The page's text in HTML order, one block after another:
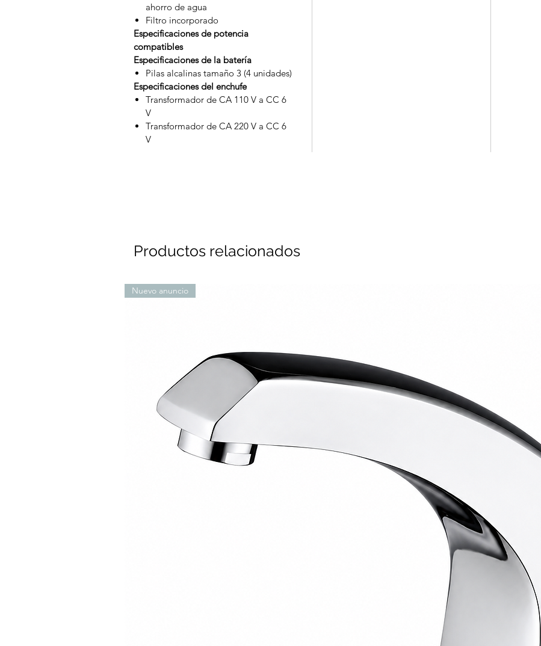
ahorro de agua
Filtro incorporado
Especificaciones de potencia
compatibles
Especificaciones de la batería
Pilas alcalinas tamaño 3 (4 unidades)
Especificaciones del enchufe
Transformador de CA 110 V a CC 6
V
Transformador de CA 220 V a CC 6
V
Productos relacionados
Nuevo anuncio